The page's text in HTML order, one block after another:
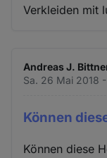
Verkleiden mit
Andreas J.
Sa. 26 Mai 2018
Können
Können diese